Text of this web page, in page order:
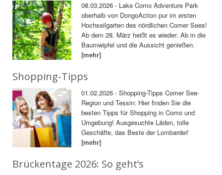
08.03.2026 - Lake Como Adventure Park
oberhalb von DongoAction pur im ersten
Hochseilgarten des nördlichen Comer Sees!
Ab dem 28. März heißt es wieder: Ab in die
Baumwipfel und die Aussicht genießen.
[mehr]
Shopping-Tipps
01.02.2026 - Shopping-Tipps Comer See-
Region und Tessin: Hier finden Sie die
besten Tipps für Shopping in Como und
Umgebung! Ausgesuchte Läden, tolle
Geschäfte, das Beste der Lombardei!
[mehr]
Brückentage 2026: So geht’s